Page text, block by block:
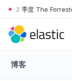
Skip to main content
季度 The Forrester
博客